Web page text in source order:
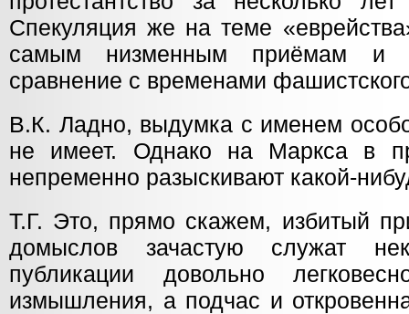
Спекуляция же на теме
самым низменным приёмам и
сравнение с временами
В.К. Ладно, выдумка с именем
не имеет. Однако на Маркса в
непременно разыскивают какой-
Т.Г. Это, прямо скажем, избитый
домыслов зачастую служат
публикации довольно
измышления, а подчас и